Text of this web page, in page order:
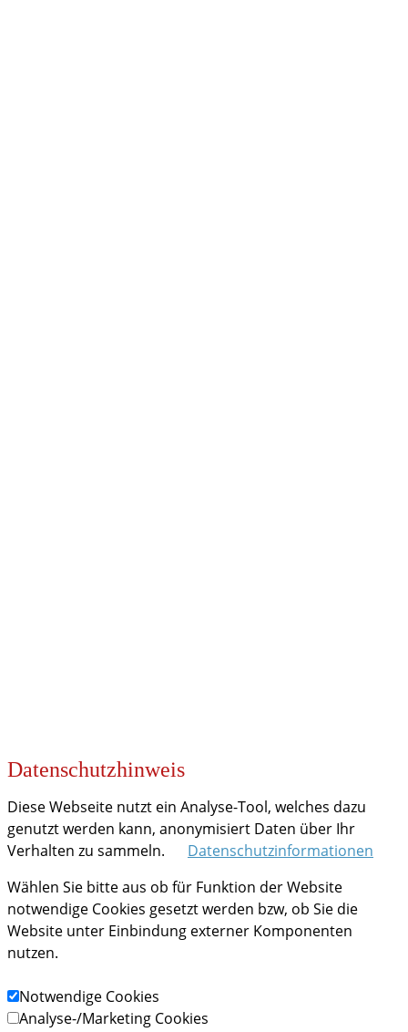
Datenschutzhinweis
Diese Webseite nutzt ein Analyse-Tool, welches dazu
genutzt werden kann, anonymisiert Daten über Ihr
Verhalten zu sammeln.
Datenschutzinformationen
Wählen Sie bitte aus ob für Funktion der Website
notwendige Cookies gesetzt werden bzw, ob Sie die
Website unter Einbindung externer Komponenten
nutzen.
Notwendige Cookies
Analyse-/Marketing Cookies